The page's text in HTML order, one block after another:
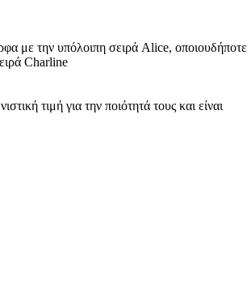
με την υπόλοιπη σειρά Alice, οποιουδήποτε
Charline
τιμή για την ποιότητά τους και είναι